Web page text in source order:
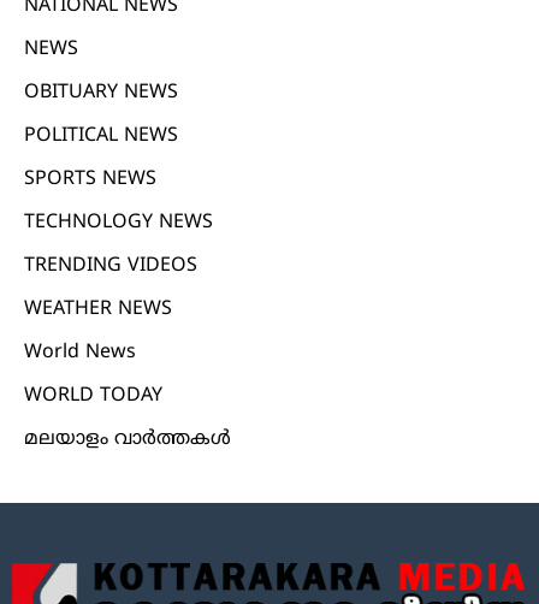
NATIONAL NEWS
NEWS
OBITUARY NEWS
POLITICAL NEWS
SPORTS NEWS
TECHNOLOGY NEWS
TRENDING VIDEOS
WEATHER NEWS
World News
WORLD TODAY
മലയാളം വാർത്തകൾ